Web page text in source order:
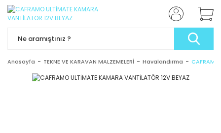
Anasayfa TEKNE VE KARAVAN MALZEMELERİ Havalandırma CAFRAMO